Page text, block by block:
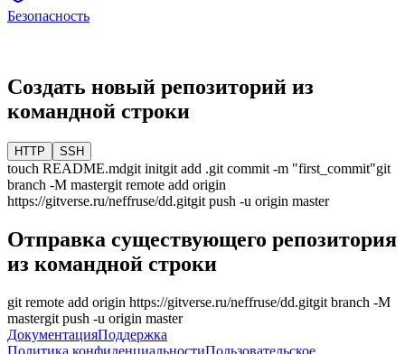
Безопасность
Создать новый репозиторий из
командной строки
HTTP SSH
touch README.mdgit initgit add .git commit -m "first_commit"git
branch -M mastergit remote add origin
https://gitverse.ru/neffruse/dd.gitgit push -u origin master
Отправка существующего репозитория
из командной строки
git remote add origin https://gitverse.ru/neffruse/dd.gitgit branch -M
mastergit push -u origin master
ДокументацияПоддержка
Политика конфиденциальностиПользовательское